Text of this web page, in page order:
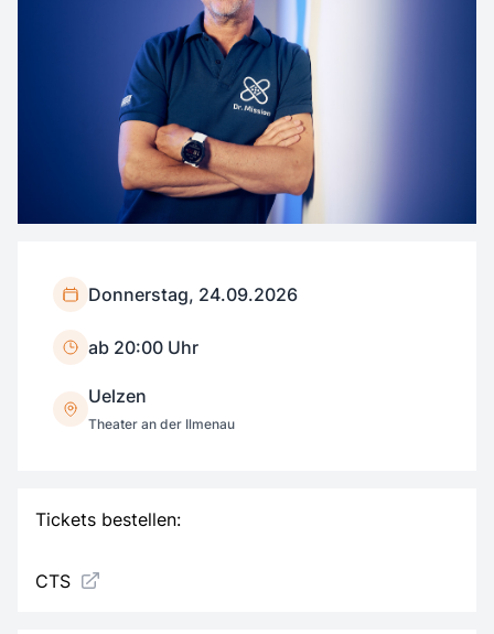
Donnerstag, 24.09.2026
ab 20:00 Uhr
Uelzen
Theater an der Ilmenau
Tickets bestellen:
CTS